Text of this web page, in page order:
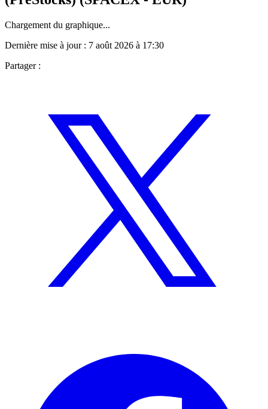
Chargement du graphique...
Dernière mise à jour : 7 août 2026 à 17:30
Partager :